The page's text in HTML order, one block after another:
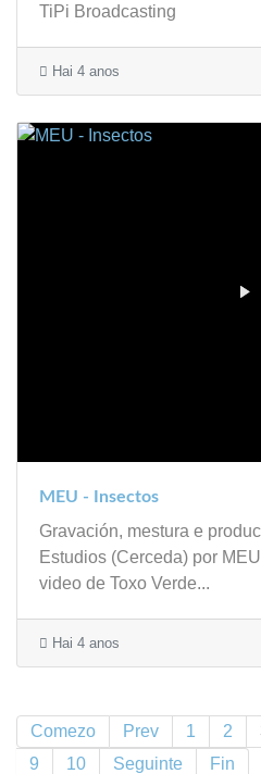
TiPi Broadcasting
Hai 4 anos
MEU - Insectos
Gravación, mestura e
Estudios (Cerceda) por
video de Toxo Verde...
Hai 4 anos
Comezo Prev 1 2
9
10 Seguinte Fin